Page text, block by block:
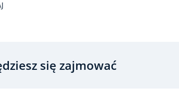
się zajmować